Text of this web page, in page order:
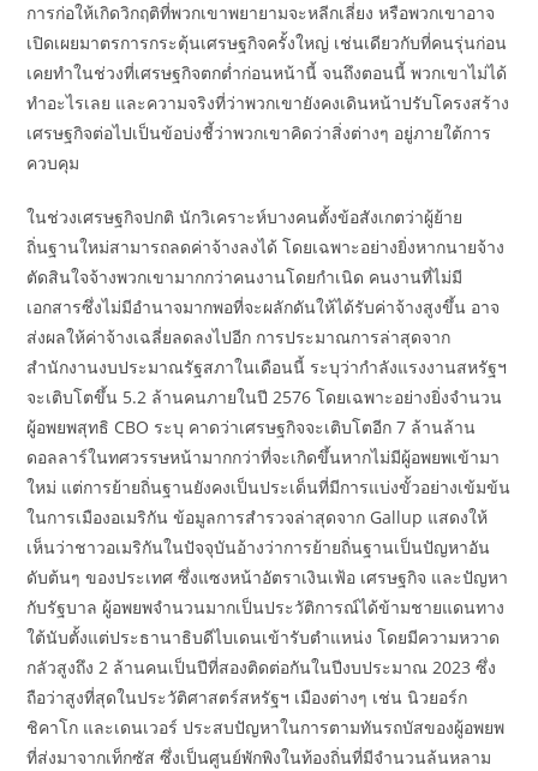
การก่อให้เกิดวิกฤติที่พวกเขาพยายามจะหลีกเลี่ยง หรือพวกเขาอาจ
เปิดเผยมาตรการกระตุ้นเศรษฐกิจครั้งใหญ่ เช่นเดียวกับที่คนรุ่นก่อน
เคยทำในช่วงที่เศรษฐกิจตกต่ำก่อนหน้านี้ จนถึงตอนนี้ พวกเขาไม่ได้
ทำอะไรเลย และความจริงที่ว่าพวกเขายังคงเดินหน้าปรับโครงสร้าง
เศรษฐกิจต่อไปเป็นข้อบ่งชี้ว่าพวกเขาคิดว่าสิ่งต่างๆ อยู่ภายใต้การ
ควบคุม
ในช่วงเศรษฐกิจปกติ นักวิเคราะห์บางคนตั้งข้อสังเกตว่าผู้ย้าย
ถิ่นฐานใหม่สามารถลดค่าจ้างลงได้ โดยเฉพาะอย่างยิ่งหากนายจ้าง
ตัดสินใจจ้างพวกเขามากกว่าคนงานโดยกำเนิด คนงานที่ไม่มี
เอกสารซึ่งไม่มีอำนาจมากพอที่จะผลักดันให้ได้รับค่าจ้างสูงขึ้น อาจ
ส่งผลให้ค่าจ้างเฉลี่ยลดลงไปอีก การประมาณการล่าสุดจาก
สำนักงานงบประมาณรัฐสภาในเดือนนี้ ระบุว่ากำลังแรงงานสหรัฐฯ
จะเติบโตขึ้น 5.2 ล้านคนภายในปี 2576 โดยเฉพาะอย่างยิ่งจำนวน
ผู้อพยพสุทธิ CBO ระบุ คาดว่าเศรษฐกิจจะเติบโตอีก 7 ล้านล้าน
ดอลลาร์ในทศวรรษหน้ามากกว่าที่จะเกิดขึ้นหากไม่มีผู้อพยพเข้ามา
ใหม่ แต่การย้ายถิ่นฐานยังคงเป็นประเด็นที่มีการแบ่งขั้วอย่างเข้มข้น
ในการเมืองอเมริกัน ข้อมูลการสำรวจล่าสุดจาก Gallup แสดงให้
เห็นว่าชาวอเมริกันในปัจจุบันอ้างว่าการย้ายถิ่นฐานเป็นปัญหาอัน
ดับต้นๆ ของประเทศ ซึ่งแซงหน้าอัตราเงินเฟ้อ เศรษฐกิจ และปัญหา
กับรัฐบาล ผู้อพยพจำนวนมากเป็นประวัติการณ์ได้ข้ามชายแดนทาง
ใต้นับตั้งแต่ประธานาธิบดีไบเดนเข้ารับตำแหน่ง โดยมีความหวาด
กลัวสูงถึง 2 ล้านคนเป็นปีที่สองติดต่อกันในปีงบประมาณ 2023 ซึ่ง
ถือว่าสูงที่สุดในประวัติศาสตร์สหรัฐฯ เมืองต่างๆ เช่น นิวยอร์ก
ชิคาโก และเดนเวอร์ ประสบปัญหาในการตามทันรถบัสของผู้อพยพ
ที่ส่งมาจากเท็กซัส ซึ่งเป็นศูนย์พักพิงในท้องถิ่นที่มีจำนวนล้นหลาม